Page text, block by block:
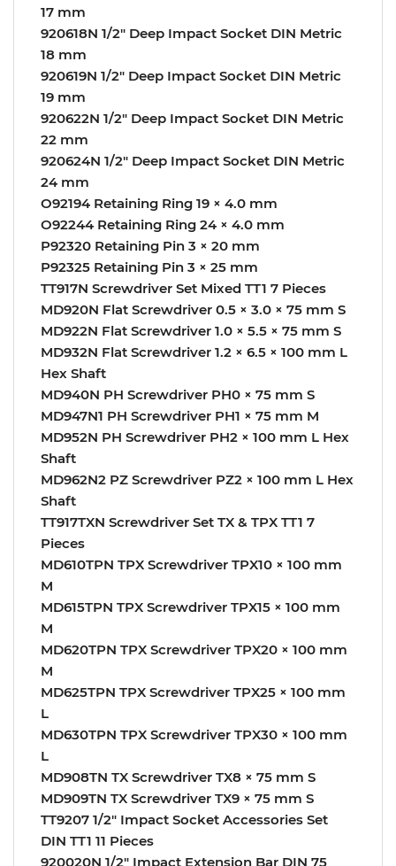
17 mm
920618N 1/2″ Deep Impact Socket DIN Metric
18 mm
920619N 1/2″ Deep Impact Socket DIN Metric
19 mm
920622N 1/2″ Deep Impact Socket DIN Metric
22 mm
920624N 1/2″ Deep Impact Socket DIN Metric
24 mm
O92194 Retaining Ring 19 × 4.0 mm
O92244 Retaining Ring 24 × 4.0 mm
P92320 Retaining Pin 3 × 20 mm
P92325 Retaining Pin 3 × 25 mm
TT917N Screwdriver Set Mixed TT1 7 Pieces
MD920N Flat Screwdriver 0.5 × 3.0 × 75 mm S
MD922N Flat Screwdriver 1.0 × 5.5 × 75 mm S
MD932N Flat Screwdriver 1.2 × 6.5 × 100 mm L
Hex Shaft
MD940N PH Screwdriver PH0 × 75 mm S
MD947N1 PH Screwdriver PH1 × 75 mm M
MD952N PH Screwdriver PH2 × 100 mm L Hex
Shaft
MD962N2 PZ Screwdriver PZ2 × 100 mm L Hex
Shaft
TT917TXN Screwdriver Set TX & TPX TT1 7
Pieces
MD610TPN TPX Screwdriver TPX10 × 100 mm
M
MD615TPN TPX Screwdriver TPX15 × 100 mm
M
MD620TPN TPX Screwdriver TPX20 × 100 mm
M
MD625TPN TPX Screwdriver TPX25 × 100 mm
L
MD630TPN TPX Screwdriver TPX30 × 100 mm
L
MD908TN TX Screwdriver TX8 × 75 mm S
MD909TN TX Screwdriver TX9 × 75 mm S
TT9207 1/2″ Impact Socket Accessories Set
DIN TT1 11 Pieces
920020N 1/2″ Impact Extension Bar DIN 75